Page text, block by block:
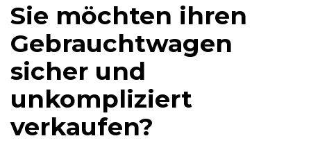
Sie möchten ihren
Gebrauchtwagen
sicher und
unkompliziert
verkaufen?